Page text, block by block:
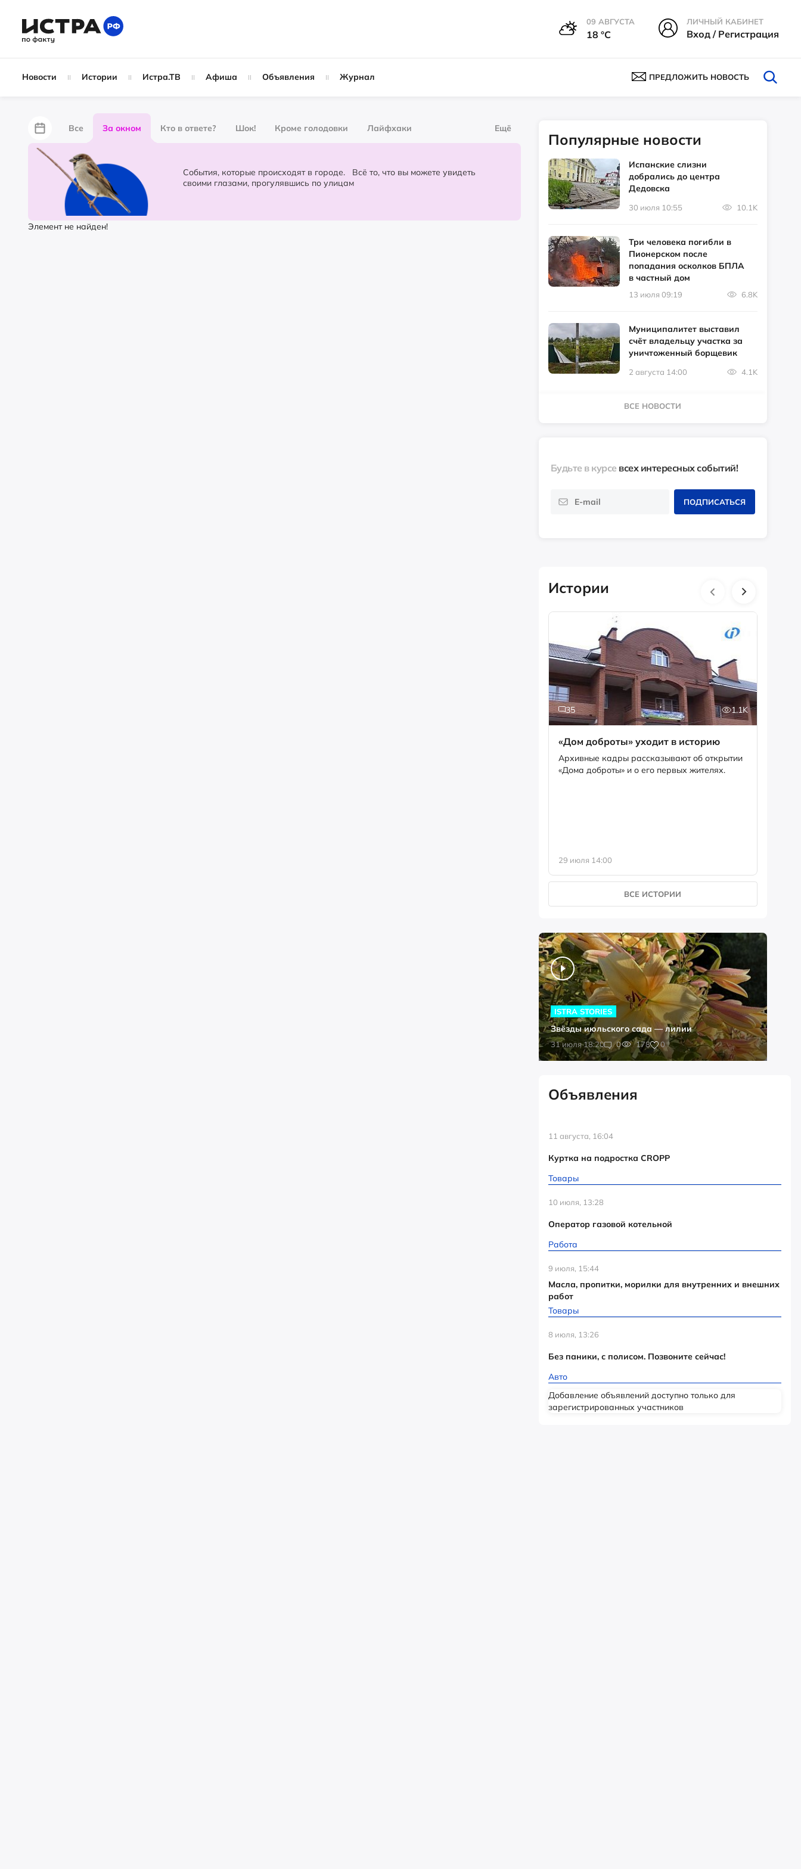
09 АВГУСТА
18 °С
ЛИЧНЫЙ КАБИНЕТ
Вход / Регистрация
Новости Истории Истра.ТВ Афиша Объявления Журнал ПРЕДЛОЖИТЬ НОВОСТЬ
Все За окном Кто в ответе? Шок! Кроме голодовки Лайфхаки
За забором
Партнёрский материал Народные новости Слухи
Ещё
События, которые происходят в городе. Всё то, что вы можете увидеть
своими глазами, прогулявшись по улицам
Элемент не найден!
Популярные новости
Испанские слизни
добрались до центра
Дедовска
30 июля 10:55 10.1K
Три человека погибли в
Пионерском после
попадания осколков БПЛА
в частный дом
13 июля 09:19 6.8K
Муниципалитет выставил
счёт владельцу участка за
уничтоженный борщевик
2 августа 14:00 4.1K
ВСЕ НОВОСТИ
Будьте в курсе всех интересных событий!
ПОДПИСАТЬСЯ
Истории
35 1.1K
«Дом доброты» уходит в историю
Архивные кадры рассказывают об открытии
«Дома доброты» и о его первых жителях.
29 июля 14:00
ВСЕ ИСТОРИИ
31 июля 18:20 0 178 0
ISTRA STORIES
Звёзды июльского сада — лилии
Объявления
11 августа, 16:04
Куртка на подростка CROPP
Товары
10 июля, 13:28
Оператор газовой котельной
Работа
9 июля, 15:44
Масла, пропитки, морилки для внутренних и внешних
работ
Товары
8 июля, 13:26
Без паники, с полисом. Позвоните сейчас!
Авто
Добавление объявлений доступно только для
зарегистрированных участников